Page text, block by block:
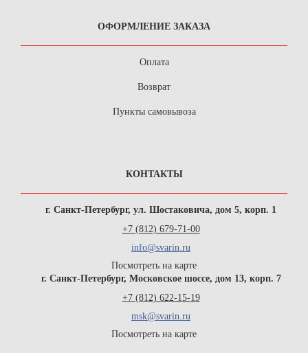
ОФОРМЛЕНИЕ ЗАКАЗА
Оплата
Возврат
Пункты самовывоза
КОНТАКТЫ
г. Санкт-Петербург, ул. Шостаковича, дом 5, корп. 1
+7 (812) 679-71-00
info@svarin.ru
Посмотреть на карте
г. Санкт-Петербург, Московское шоссе, дом 13, корп. 7
+7 (812) 622-15-19
msk@svarin.ru
Посмотреть на карте